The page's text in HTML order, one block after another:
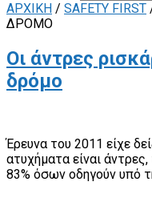
ΑΡΧΙΚΗ / SAFETY FIRST
ΔΡΌΜΟ
Οι άντρες
δρόμο
Έρευνα του 2011 είχε
ατυχήματα είναι
83% όσων οδηγούν υπό